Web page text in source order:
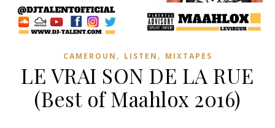
CAMEROUN , LISTEN , MIXTAPES
LE VRAI SON DE LA RUE
(Best of Maahlox 2016)